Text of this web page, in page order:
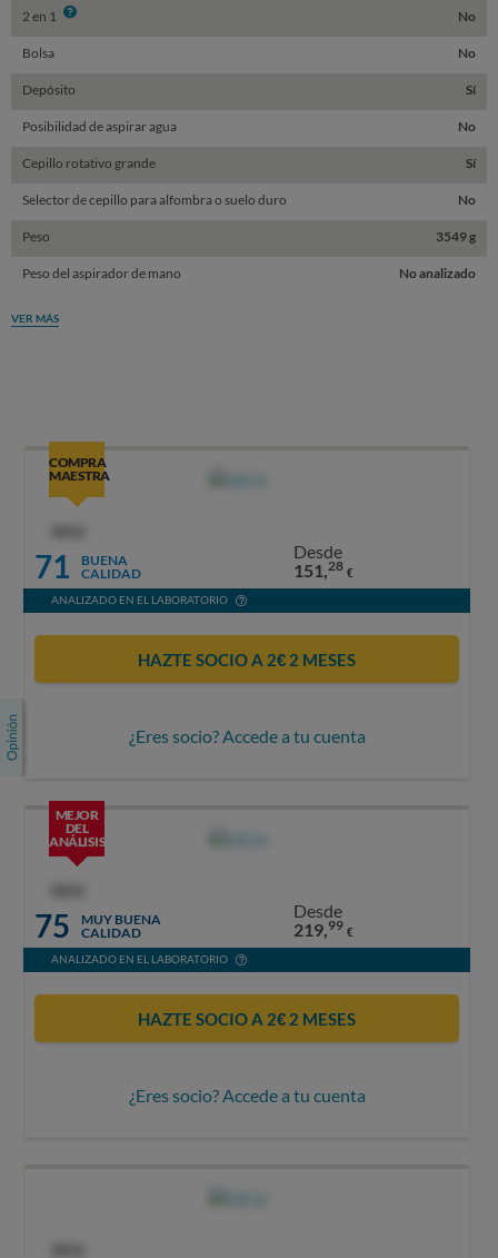
2 en 1 Info No
Bolsa No
Depósito Sí
Posibilidad de aspirar agua No
Cepillo rotativo grande Sí
Selector de cepillo para alfombra o suelo duro No
Peso 3549 g
Peso del aspirador de mano No analizado
VER MÁS
COMPRA
MAESTRA
71
BUENA
CALIDAD
Desde
151,28 €
ANALIZADO EN EL LABORATORIO
HAZTE SOCIO A 2€ 2 MESES
¿Eres socio? Accede a tu cuenta
MEJOR
DEL
ANÁLISIS
75
MUY BUENA
CALIDAD
Desde
219,99 €
ANALIZADO EN EL LABORATORIO
HAZTE SOCIO A 2€ 2 MESES
¿Eres socio? Accede a tu cuenta